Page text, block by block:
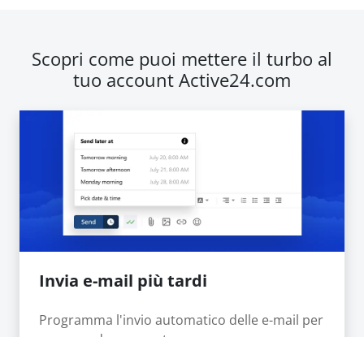
Scopri come puoi mettere il turbo al
tuo account Active24.com
Invia e-mail più tardi
Programma l'invio automatico delle e-mail per